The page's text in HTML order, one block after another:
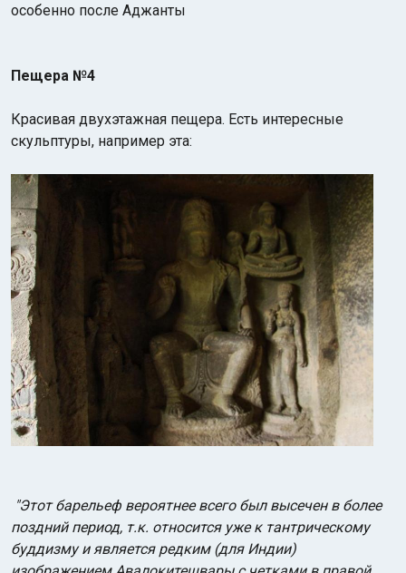
особенно после Аджанты
Пещера №4
Красивая двухэтажная пещера. Есть интересные
скульптуры, например эта:
"Этот барельеф вероятнее всего был высечен в более
поздний период, т.к. относится уже к тантрическому
буддизму и является редким (для Индии)